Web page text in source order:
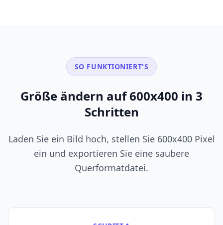
SO FUNKTIONIERT'S
Größe ändern auf 600x400 in 3
Schritten
Laden Sie ein Bild hoch, stellen Sie 600x400 Pixel
ein und exportieren Sie eine saubere
Querformatdatei.